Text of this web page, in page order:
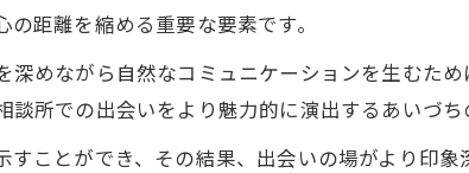
距離を縮める重要な要素です。
めながら自然なコミュニケーションを生むた
所での出会いをより魅力的に演出するあいづ
ことができ、その結果、出会いの場がより印